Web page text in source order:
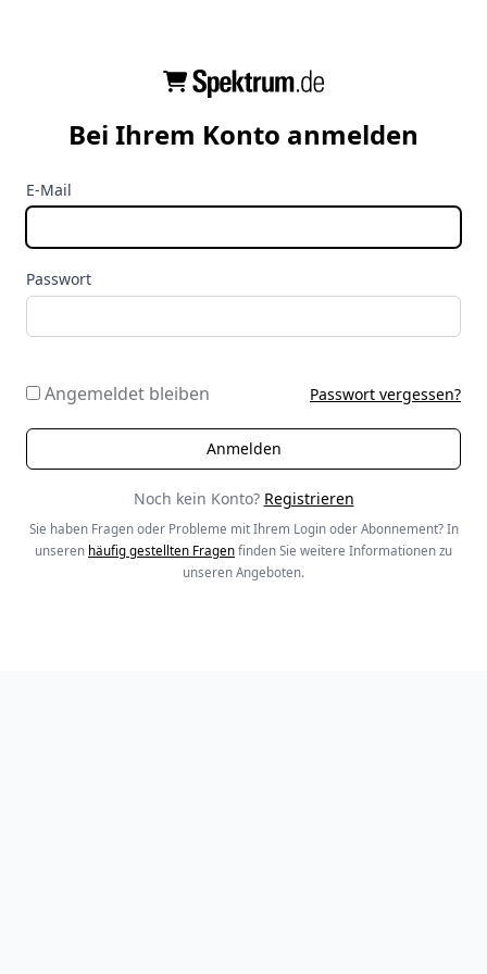
Bei Ihrem Konto anmelden
E-Mail
Passwort
Angemeldet bleiben Passwort vergessen?
Noch kein Konto? Registrieren
Sie haben Fragen oder Probleme mit Ihrem Login oder Abonnement? In
unseren häufig gestellten Fragen finden Sie weitere Informationen zu
unseren Angeboten.